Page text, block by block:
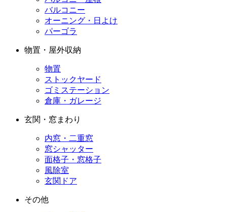
バルコニー
オーニング・日よけ
パーゴラ
物置・屋外収納
物置
ストックヤード
ゴミステーション
倉庫・ガレージ
玄関・窓まわり
内窓・二重窓
窓シャッター
面格子・窓格子
風除室
玄関ドア
その他